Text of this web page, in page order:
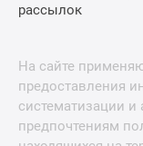
рассылок
На сайте
предоставления
систематизации
предпочтениям